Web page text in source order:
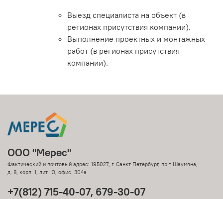
Выезд специалиста на объект (в
регионах присутствия компании).
Выполнение проектных и монтажных
работ (в регионах присутствия
компании).
ООО "Мерес"
Фактический и почтовый адрес: 195027, г. Санкт-Петербург, пр-т Шаумяна,
д. 8, корп. 1, лит. Ю, офис. 304а
+7(812) 715-40-07, 679-30-07